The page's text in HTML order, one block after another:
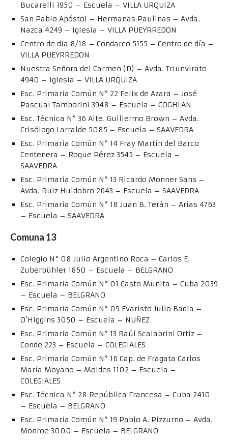
Bucarelli 1950 – Escuela – VILLA URQUIZA
San Pablo Apóstol – Hermanas Paulinas – Avda.
Nazca 4249 – Iglesia – VILLA PUEYRREDON
Centro de dia 8/18 – Condarco 5155 – Centro de día –
VILLA PUEYRREDON
Nuestra Señora del Carmen (D) – Avda. Triunvirato
4940 – Iglesia – VILLA URQUIZA
Esc. Primaria Común N° 22 Felix de Azara – José
Pascual Tamborini 3948 – Escuela – COGHLAN
Esc. Técnica N° 36 Alte. Guillermo Brown – Avda.
Crisólogo Larralde 5085 – Escuela – SAAVEDRA
Esc. Primaria Común N° 14 Fray Martín del Barco
Centenera – Roque Pérez 3545 – Escuela –
SAAVEDRA
Esc. Primaria Común N° 13 Ricardo Monner Sans –
Avda. Ruiz Huidobro 2643 – Escuela – SAAVEDRA
Esc. Primaria Común N° 18 Juan B. Terán – Arias 4763
– Escuela – SAAVEDRA
Comuna 13
Colegio N° 08 Julio Argentino Roca – Carlos E.
Zuberbühler 1850 – Escuela – BELGRANO
Esc. Primaria Común N° 01 Casto Munita – Cuba 2039
– Escuela – BELGRANO
Esc. Primaria Común N° 09 Evaristo Julio Badia –
O’Higgins 3050 – Escuela – NUÑEZ
Esc. Primaria Común N° 13 Raúl Scalabrini Ortiz –
Conde 223 – Escuela – COLEGIALES
Esc. Primaria Común N° 16 Cap. de Fragata Carlos
María Moyano – Moldes 1102 – Escuela –
COLEGIALES
Esc. Técnica N° 28 República Francesa – Cuba 2410
– Escuela – BELGRANO
Esc. Primaria Común N° 19 Pablo A. Pizzurno – Avda.
Monroe 3000 – Escuela – BELGRANO